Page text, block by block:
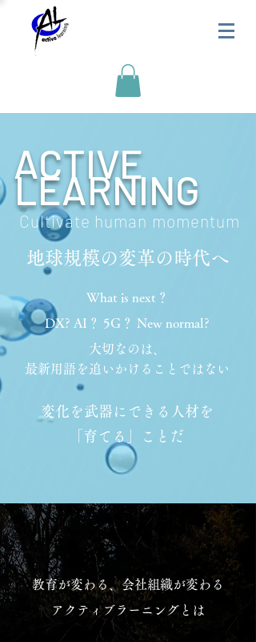
ACTIVE
LEARNING
Cultivate human momentum
地球規模の変革の時代へ
What is next？
DX? AI？ 5G？ New normal?
大切なのは、
最新用語を追いかけることではない
変化を武器にできる人材を
「育てる」ことだ
教育が変わる、会社組織が変わる
アクティブラーニングとは